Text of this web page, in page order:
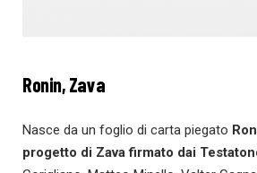
Ronin, Zava
Nasce da un foglio di carta piegato
progetto di Zava firmato dai